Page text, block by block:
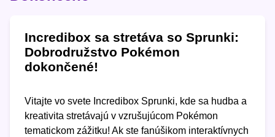
Incredibox sa stretáva so Sprunki:
Dobrodružstvo Pokémon
dokončené!
Vitajte vo svete Incredibox Sprunki, kde sa hudba a
kreativita stretávajú v vzrušujúcom Pokémon
tematickom zážitku! Ak ste fanúšikom interaktívnych